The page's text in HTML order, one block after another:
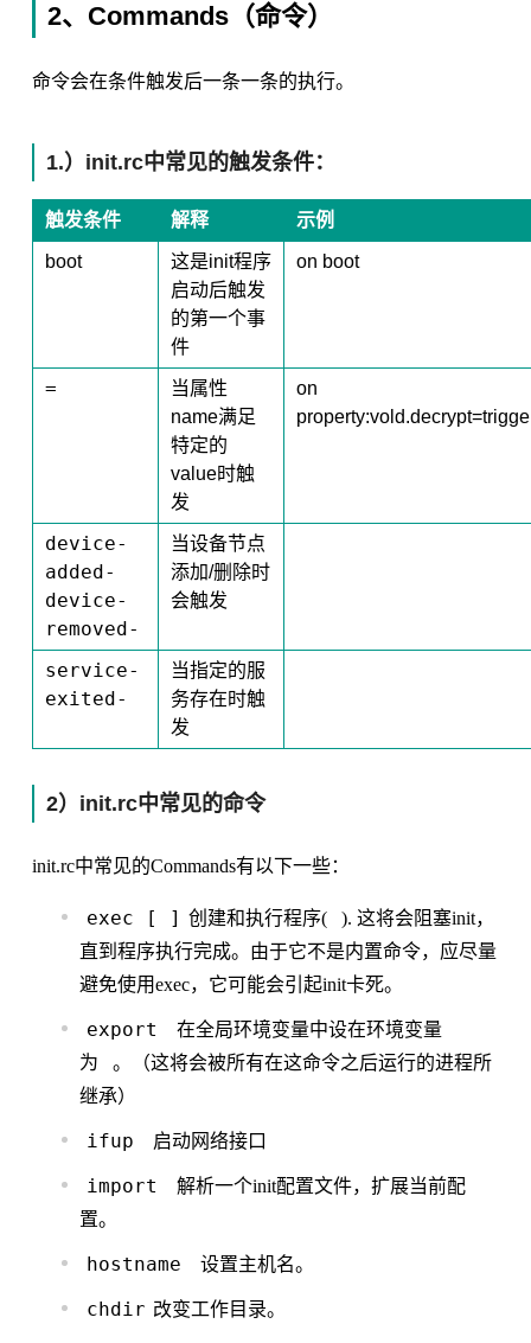
2、Commands（命令）
命令会在条件触发后一条一条的执行。
1.）init.rc中常见的触发条件：
触发条件 解释 示例
boot
这是init程序
启动后触发
的第一个事
件
on boot
=
当属性
name满足
特定的
value时触
发
on
device-
added-
device-
removed-
当设备节点
添加/删除时
会触发
service-
exited-
当指定的服
务存在时触
发
2）init.rc中常见的命令
init.rc中常见的Commands有以下一些：
exec [ ] 创建和执行程序(
). 这将会阻塞init，
直到程序执行完成。由于它不是内置命令，应尽量
避免使用exec，它可能会引起init卡死。
export
在全局环境变量中设在环境变量
为
。（这将会被所有在这命令之后运行的进程所
继承）
ifup 启动网络接口
import
解析一个init配置文件，扩展当前配
置。
hostname 设置主机名。
chdir 改变工作目录。